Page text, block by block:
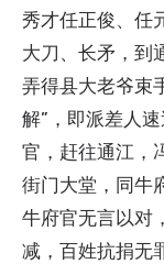
秀才任正俊、任
大刀、长矛，到
弄得县大老爷束
解”，即派差人
官，赶往通江，
街门大堂，同牛
牛府官无言以对
减，百姓抗捐无